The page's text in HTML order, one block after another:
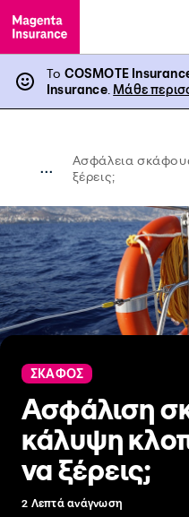
Το COSMOTE
Insurance. Μάθε
...
Ασφάλεια
ξέρεις;
ΣΚΑΦΟΣ
Ασφάλιση
κάλυψη
να ξέρεις;
2 Λεπτά ανάγνωση